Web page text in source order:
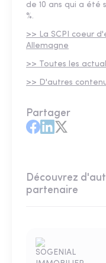
de 10 ans qui a été
%.
>> La SCPI coeur
Allemagne
>> Toutes les
>> D'autres
Partager
Découvrez
partenaire